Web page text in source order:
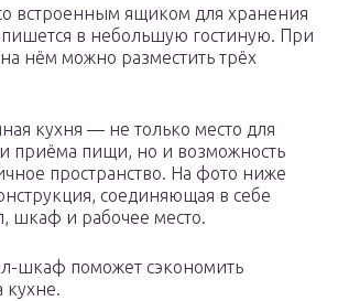
встроенным ящиком для хранения
в небольшую гостиную. При
нём можно разместить трёх
кухня — не только место для
приёма пищи, но и возможность
пространство. На фото ниже
соединяющая в себе
шкаф и рабочее место.
шкаф поможет сэкономить
кухне.